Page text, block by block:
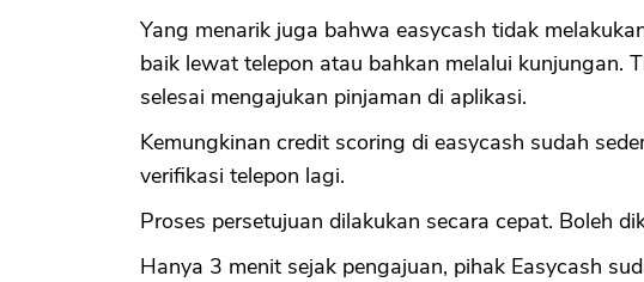
Yang menarik juga bahwa easycash tidak
baik lewat telepon atau bahkan melalui kunjungan.
selesai mengajukan pinjaman di aplikasi.
Kemungkinan credit scoring di easycash sudah
verifikasi telepon lagi.
Proses persetujuan dilakukan secara cepat. Boleh
Hanya 3 menit sejak pengajuan, pihak Easycash